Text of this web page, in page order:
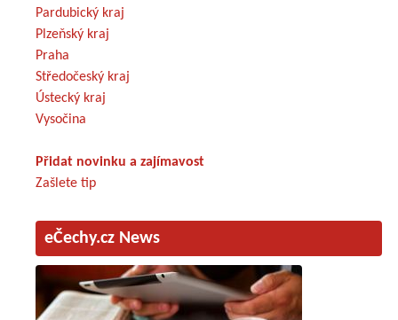
Pardubický kraj
Plzeňský kraj
Praha
Středočeský kraj
Ústecký kraj
Vysočina
Přidat novinku a zajímavost
Zašlete tip
eČechy.cz News